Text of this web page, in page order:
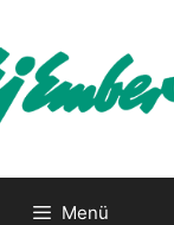
Menü